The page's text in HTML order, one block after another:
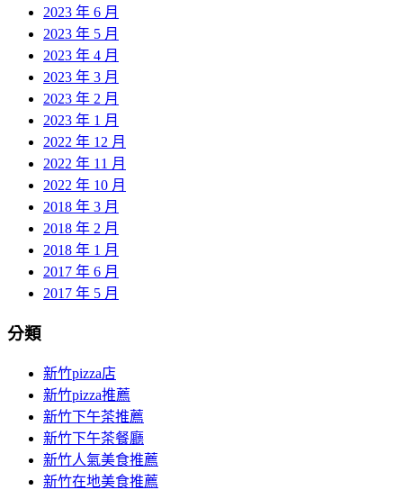
2023 年 6 月
2023 年 5 月
2023 年 4 月
2023 年 3 月
2023 年 2 月
2023 年 1 月
2022 年 12 月
2022 年 11 月
2022 年 10 月
2018 年 3 月
2018 年 2 月
2018 年 1 月
2017 年 6 月
2017 年 5 月
分類
新竹pizza店
新竹pizza推薦
新竹下午茶推薦
新竹下午茶餐廳
新竹人氣美食推薦
新竹在地美食推薦